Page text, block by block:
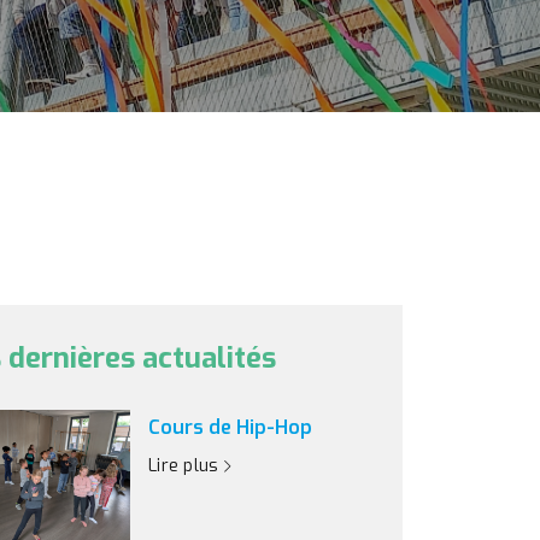
dernières actualités
Cours de Hip-Hop
Lire plus